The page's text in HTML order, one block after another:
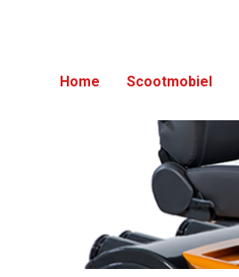
Home Scootmobiel